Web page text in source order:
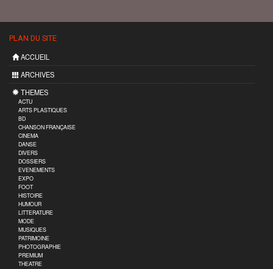
PLAN DU SITE
ACCUEIL
ARCHIVES
THEMES
ACTU
ARTS PLASTIQUES
BD
CHANSON FRANÇAISE
CINEMA
DANSE
DIVERS
DOSSIERS
EVENEMENTS
EXPO
FOOT
HISTOIRE
HUMOUR
LITTERATURE
MODE
MUSIQUES
PATRIMOINE
PHOTOGRAPHIE
PREMIUM
THEATRE